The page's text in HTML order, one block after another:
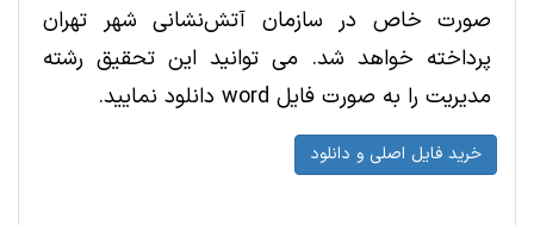
صورت خاص در سازمان آتش‌نشانی شهر تهران
پرداخته خواهد شد. می توانید این تحقیق رشته
مدیریت را به صورت فایل word دانلود نمایید.